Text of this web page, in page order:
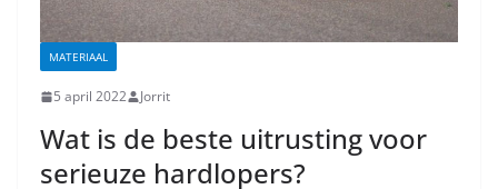
MATERIAAL
5 april 2022 Jorrit
Wat is de beste uitrusting voor
serieuze hardlopers?